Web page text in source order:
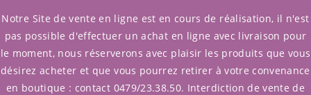
0
Accueil/Cognac
/ Cognac ABK6 Réserve Artiste Edition Limitée
Notre Site de vente en ligne est en cours de réalisation, il n'est
pas possible d'effectuer un achat en ligne avec livraison pour
le moment, nous réserverons avec plaisir les produits que vous
désirez acheter et que vous pourrez retirer à votre convenance
en boutique : contact 0479/23.38.50. Interdiction de vente de